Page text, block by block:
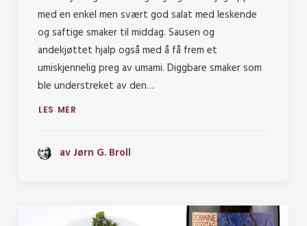
med en enkel men svært god salat med leskende
og saftige smaker til middag. Sausen og
andekjøttet hjalp også med å få frem et
umiskjennelig preg av umami. Diggbare smaker som
ble understreket av den…
LES MER
av Jørn G. Broll